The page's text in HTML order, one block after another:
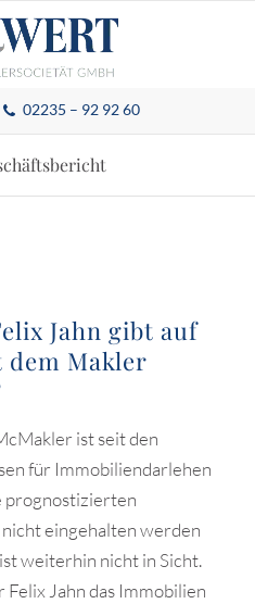
02235 – 92 92 60
Jahn gibt auf
dem Makler
ist seit den
für Immobiliendarlehen
prognostizierten
eingehalten werden
weiterhin nicht in Sicht.
Jahn das Immobilien